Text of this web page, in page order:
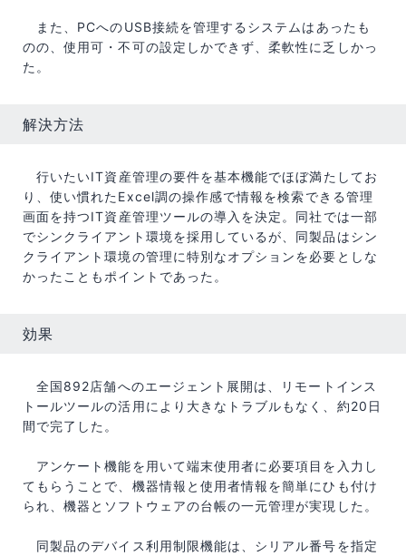
また、PCへのUSB接続を管理するシステムはあったも
のの、使用可・不可の設定しかできず、柔軟性に乏しかっ
た。
解決方法
行いたいIT資産管理の要件を基本機能でほぼ満たしてお
り、使い慣れたExcel調の操作感で情報を検索できる管理
画面を持つIT資産管理ツールの導入を決定。同社では一部
でシンクライアント環境を採用しているが、同製品はシン
クライアント環境の管理に特別なオプションを必要としな
かったこともポイントであった。
効果
全国892店舗へのエージェント展開は、リモートインス
トールツールの活用により大きなトラブルもなく、約20日
間で完了した。
アンケート機能を用いて端末使用者に必要項目を入力し
てもらうことで、機器情報と使用者情報を簡単にひも付け
られ、機器とソフトウェアの台帳の一元管理が実現した。
同製品のデバイス利用制限機能は、シリアル番号を指定